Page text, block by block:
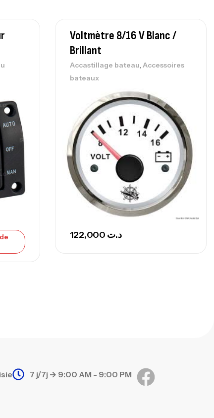
Sunset Beachstriker Surf Hybrid
100-250 G
Sunset Secret Cove 450 Cm 100
Surfcasting
د.ت
Sunset Secret Cove 420 Cm 100
د.ت
د.ت
Voltmètre 8/16 V Blanc /
Brillant
Accastillage bateau, Accessoires
bateaux
د.ت
7 j/7j -> 9:00 AM - 9:00 PM